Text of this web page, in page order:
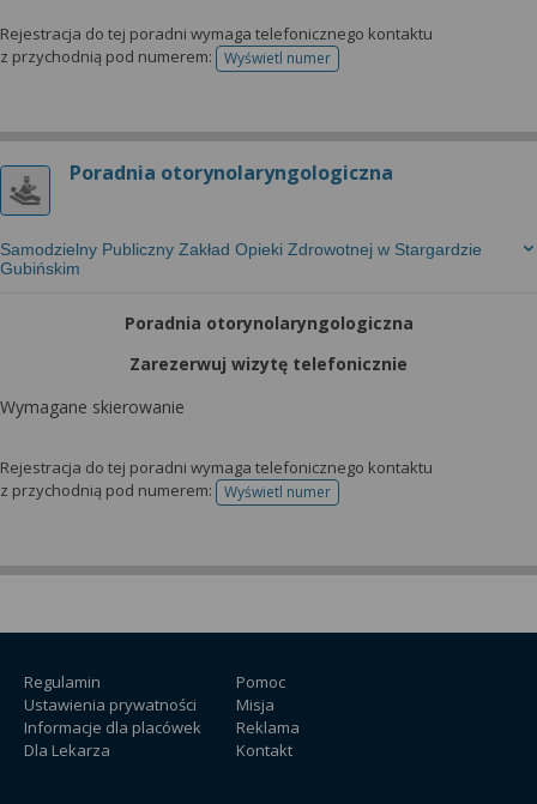
Rejestracja do tej poradni wymaga telefonicznego kontaktu
z przychodnią pod numerem:
Wyświetl numertelefonu do rejestracji
Poradnia otorynolaryngologiczna
Samodzielny Publiczny Zakład Opieki Zdrowotnej w Stargardzie
Gubińskim
Poradnia otorynolaryngologiczna
Zarezerwuj wizytę telefonicznie
Wymagane skierowanie
Rejestracja do tej poradni wymaga telefonicznego kontaktu
z przychodnią pod numerem:
Wyświetl numertelefonu do rejestracji
Regulamin
Ustawienia prywatności
Informacje dla placówek
Dla Lekarza
Pomoc
Misja
Reklama
Kontakt